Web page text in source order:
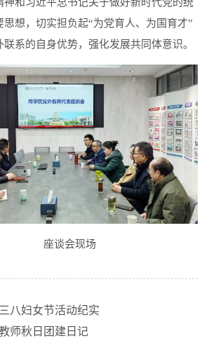
想，切实担负起“为党育人、为国育才”
系的自身优势，强化发展共同体意识。
座谈会现场
八妇女节活动纪实
师秋日团建日记